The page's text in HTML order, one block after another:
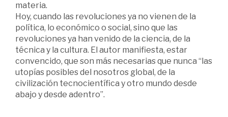
materia.
Hoy, cuando las revoluciones ya no vienen de la
política, lo económico o social, sino que las
revoluciones ya han venido de la ciencia, de la
técnica y la cultura. El autor manifiesta, estar
convencido, que son más necesarias que nunca “las
utopías posibles del nosotros global, de la
civilización tecnocientífica y otro mundo desde
abajo y desde adentro”.